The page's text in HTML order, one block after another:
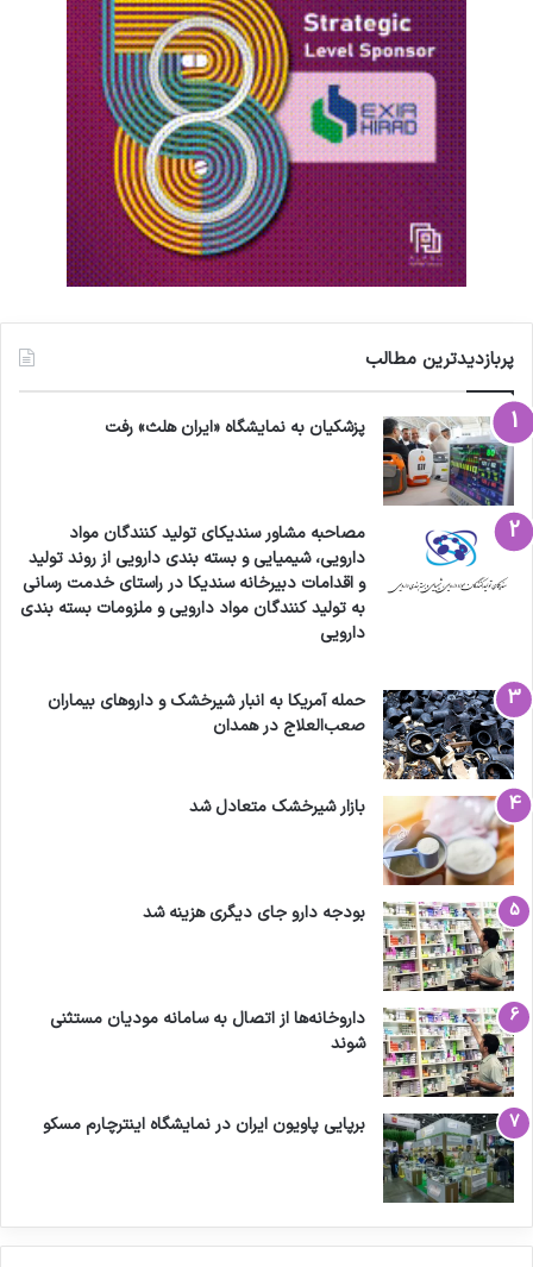
پربازدیدترین مطالب
پزشکیان به نمایشگاه «ایران هلث» رفت
مصاحبه مشاور سندیکای تولید کنندگان مواد
دارویی، شیمیایی و بسته بندی دارویی از روند تولید
و اقدامات دبیرخانه سندیکا در راستای خدمت رسانی
به تولید کنندگان مواد دارویی و ملزومات بسته بندی
دارویی
حمله آمریکا به انبار شیرخشک و داروهای بیماران
صعب‌العلاج در همدان
بازار شیرخشک متعادل شد
بودجه دارو جای دیگری هزینه شد
داروخانه‌ها از اتصال به سامانه مودیان مستثنی
شوند
برپایی پاویون ایران در نمایشگاه اینترچارم مسکو